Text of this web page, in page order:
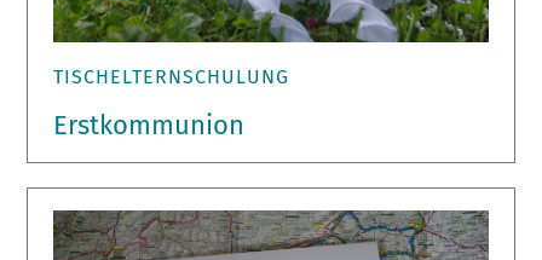
TISCHELTERNSCHULUNG
Erstkommunion